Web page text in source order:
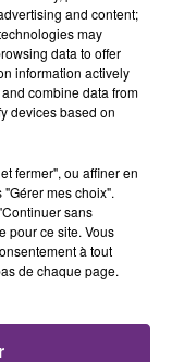
centrale
situation
est toujours
FERME
ville
and content;
may
data to offer
information actively
combine data from
devices based on
fermer", ou affiner en
mes choix".
sans
pour ce site. Vous
à tout
de chaque page.